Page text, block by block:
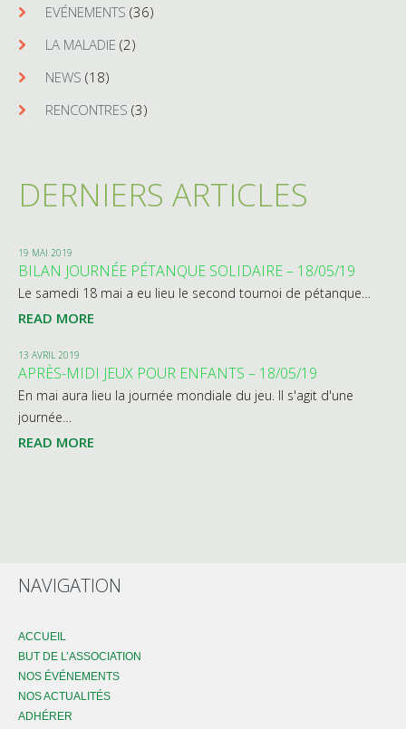
EVÉNEMENTS (36)
LA MALADIE (2)
NEWS (18)
RENCONTRES (3)
DERNIERS ARTICLES
19 MAI 2019
BILAN JOURNÉE PÉTANQUE SOLIDAIRE – 18/05/19
Le samedi 18 mai a eu lieu le second tournoi de pétanque…
READ MORE
13 AVRIL 2019
APRÈS-MIDI JEUX POUR ENFANTS – 18/05/19
En mai aura lieu la journée mondiale du jeu. Il s'agit d'une
journée…
READ MORE
NAVIGATION
ACCUEIL
BUT DE L’ASSOCIATION
NOS ÉVÉNEMENTS
NOS ACTUALITÉS
ADHÉRER